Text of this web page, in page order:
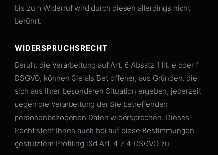
bis zum Widerruf wird durch diesen allerdings nicht
berührt.
WIDERSPRUCHSRECHT
Beruht die Verarbeitung auf Art. 6 Absatz 1 lit. e oder f
DSGVO, können Sie als Betroffener, aus Gründen, die
sich aus Ihrer besonderen Situation ergeben, jederzeit
gegen die Verarbeitung der Sie betreffenden
personenbezogenen Daten widersprechen. Dieses
Recht steht Ihnen auch bei auf diese Bestimmungen
gestütztem Profiling iSd Art. 4 Z 4 DSGVO zu.